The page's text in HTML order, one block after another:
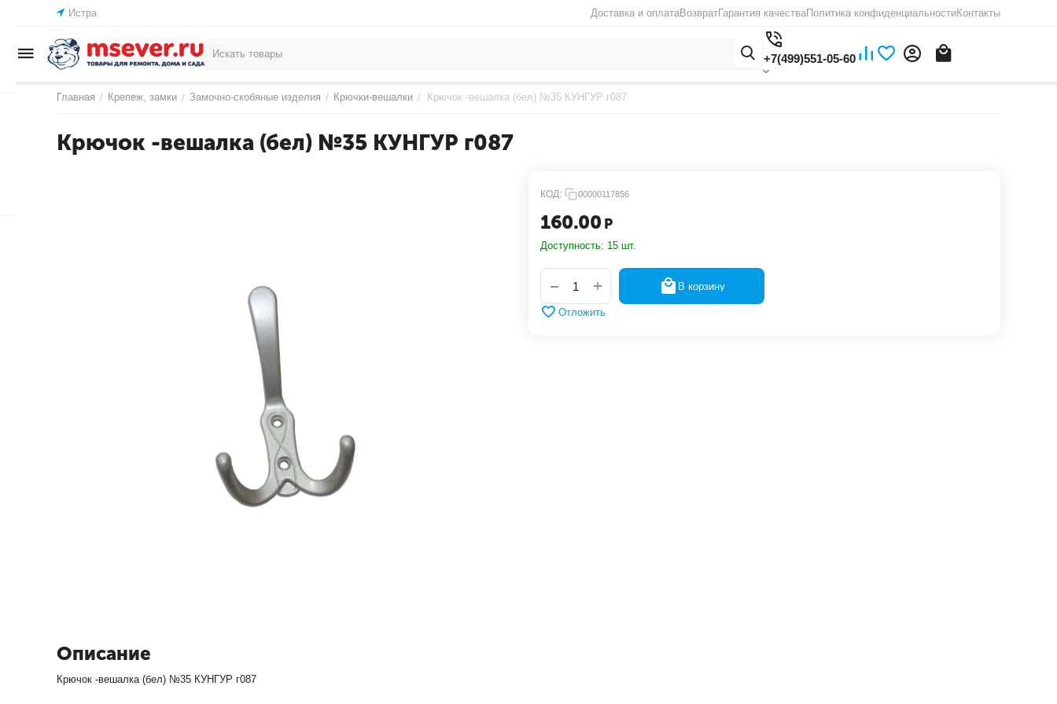
Истра Доставка и оплатаВозвратГарантия качестваПолитика конфиденциальностиКонтакты
+7(499)551-05-60
Главная / Крепеж, замки / Замочно-скобяные изделия / Крючки-вешалки / Крючок -вешалка (бел) №35 КУНГУР г087
Крючок -вешалка (бел) №35 КУНГУР г087
КОД: 00000117856
160.00 Р
Доступность: 15 шт.
+
− В корзину
Отложить
Описание
Крючок -вешалка (бел) №35 КУНГУР г087